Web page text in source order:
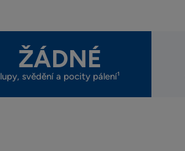
ŽÁDNÉ
lupy, svědění a pocity pálení¹